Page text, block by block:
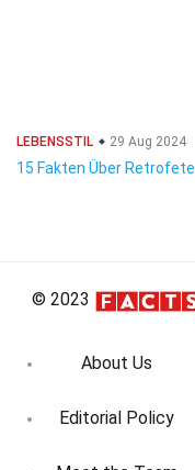
LEBENSSTIL 29 Aug 2024
15 Fakten Über Retrofete
© 2023
About Us
Editorial Policy